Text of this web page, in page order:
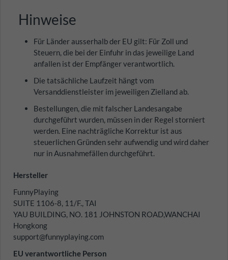
Hinweise
Für Länder ausserhalb der EU gilt: Für Zoll und
Steuern, die bei der Einfuhr in das jeweilige Land
anfallen ist der Empfänger verantwortlich.
Die tatsächliche Laufzeit hängt vom
Versanddienstleister im jeweiligen Zielland ab.
Bestellungen, die mit falscher Landesangabe
durchgeführt wurden, müssen in der Regel storniert
werden. Eine nachträgliche Korrektur ist aus
steuerlichen Gründen sehr aufwendig und wird daher
nur in Ausnahmefällen durchgeführt.
Hersteller
FunnyPlaying
SUITE 1106-8, 11/F., TAI
YAU BUILDING, NO. 181 JOHNSTON ROAD,WANCHAI
Hongkong
support@funnyplaying.com
EU verantwortliche Person